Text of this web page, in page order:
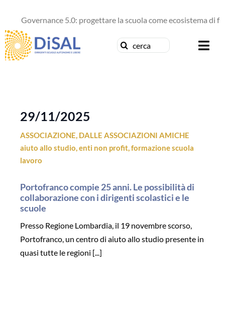
contenuto
Governance 5.0: progettare la scuola come ecosistema di
Cerca
Formazione
Concorsi
Pubblicazioni
Contattaci
29/11/2025
ASSOCIAZIONE, DALLE ASSOCIAZIONI AMICHE
aiuto allo studio,enti non profit,formazione scuola
lavoro
Portofranco compie 25 anni. Le possibilità di
collaborazione con i dirigenti scolastici e le
scuole
Presso Regione Lombardia, il 19 novembre scorso,
Portofranco, un centro di aiuto allo studio presente in
quasi tutte le regioni [...]